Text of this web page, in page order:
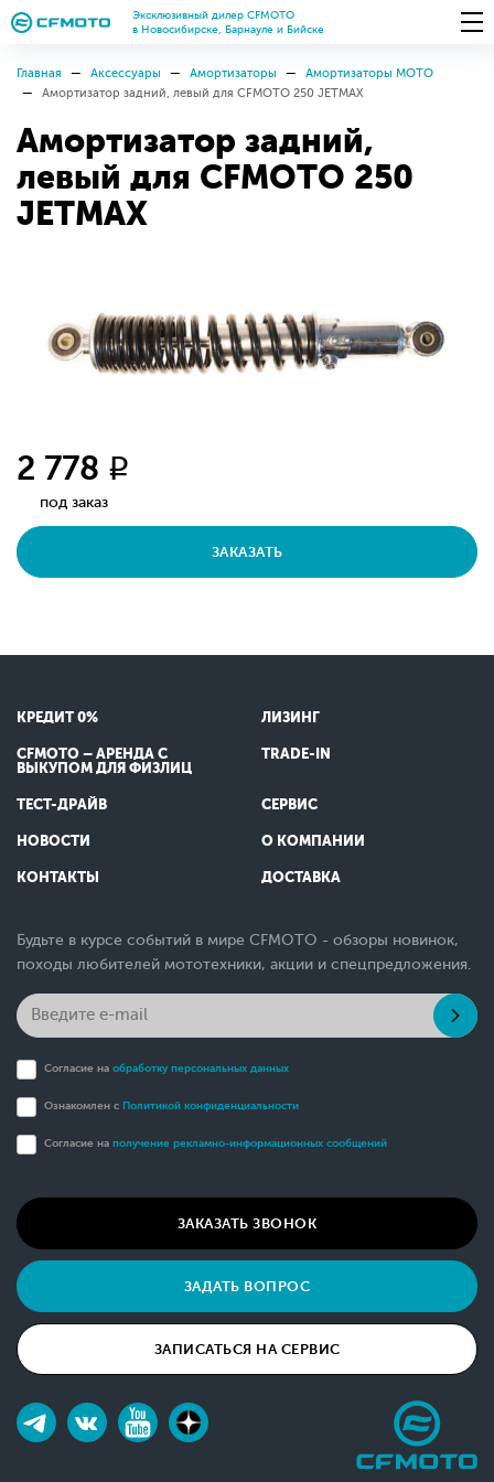
Эксклюзивный дилер CFMOTO
в Новосибирске, Барнауле и Бийске
Главная Аксессуары Амортизаторы
Амортизаторы МОТО
Амортизатор задний, левый для CFMOTO 250 JETMAX
Амортизатор задний,
левый для CFMOTO 250
JETMAX
2 778 q
под заказ
ЗАКАЗАТЬ
КРЕДИТ 0% ЛИЗИНГ
CFMOTO – АРЕНДА С
ВЫКУПОМ ДЛЯ ФИЗЛИЦ
TRADE-IN
ТЕСТ-ДРАЙВ СЕРВИС
НОВОСТИ О КОМПАНИИ
КОНТАКТЫ ДОСТАВКА
Будьте в курсе событий в мире CFMOTO - обзоры новинок,
походы любителей мототехники, акции и спецпредложения.
Согласие на обработку персональных данных
Ознакомлен с Политикой конфиденциальности
Согласие на получение рекламно-информационных сообщений
ЗАКАЗАТЬ ЗВОНОК
ЗАДАТЬ ВОПРОС
ЗАПИСАТЬСЯ НА СЕРВИС